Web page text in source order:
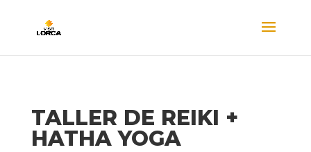
TALLER DE REIKI +
HATHA YOGA